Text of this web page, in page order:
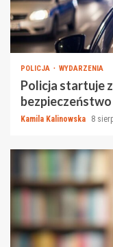
POLICJA WYDARZENIA
Policja startuje z
Kamila Kalinowska 8